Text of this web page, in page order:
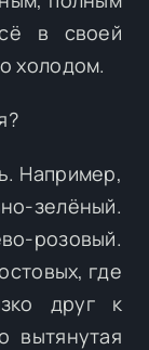
в своей
холодом.
Например,
зелёный.
розовый.
где
друг к
вытянутая